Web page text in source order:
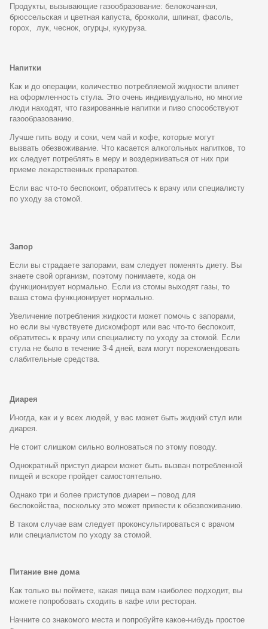
Продукты, вызывающие газообразование: белокочанная,
брюссельская и цветная капуста, брокколи, шпинат, фасоль,
горох, лук, чеснок, огурцы, кукуруза.
Напитки
Как и до операции, количество потребляемой жидкости влияет
на оформленность стула. Это очень индивидуально, но многие
люди находят, что газированные напитки и пиво способствуют
газообразованию.
Лучше пить воду и соки, чем чай и кофе, которые могут
вызвать обезвоживание. Что касается алкогольных напитков, то
их следует потреблять в меру и воздерживаться от них при
приеме лекарственных препаратов.
Если вас что-то беспокоит, обратитесь к врачу или специалисту
по уходу за стомой.
Запор
Если вы страдаете запорами, вам следует поменять диету. Вы
знаете свой организм, поэтому понимаете, кода он
функционирует нормально. Если из стомы выходят газы, то
ваша стома функционирует нормально.
Увеличение потребления жидкости может помочь с запорами,
но если вы чувствуете дискомфорт или вас что-то беспокоит,
обратитесь к врачу или специалисту по уходу за стомой. Если
стула не было в течение 3-4 дней, вам могут порекомендовать
слабительные средства.
Диарея
Иногда, как и у всех людей, у вас может быть жидкий стул или
диарея.
Не стоит слишком сильно волноваться по этому поводу.
Однократный приступ диареи может быть вызван потребленной
пищей и вскоре пройдет самостоятельно.
Однако три и более приступов диареи – повод для
беспокойства, поскольку это может привести к обезвоживанию.
В таком случае вам следует проконсультироваться с врачом
или специалистом по уходу за стомой.
Питание вне дома
Как только вы поймете, какая пища вам наиболее подходит, вы
можете попробовать сходить в кафе или ресторан.
Начните со знакомого места и попробуйте какое-нибудь простое